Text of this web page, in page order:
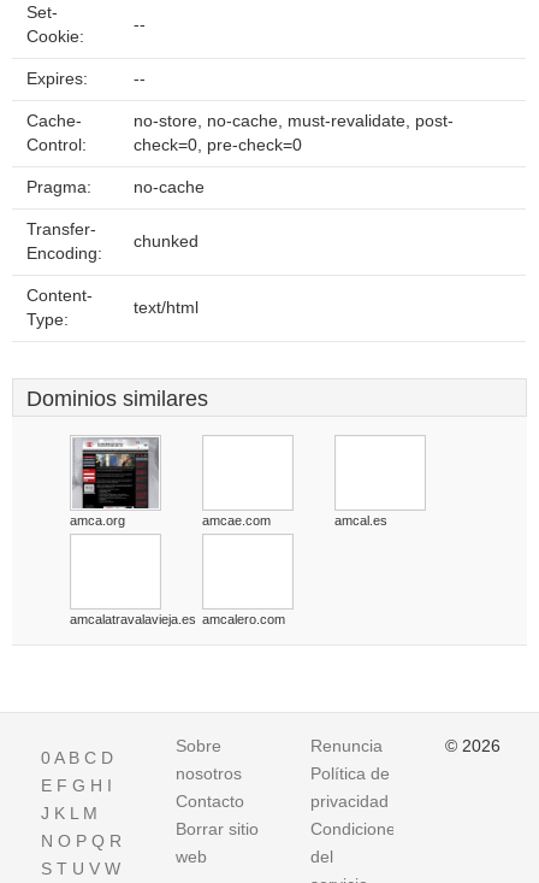
Set-
Cookie:
--
Expires: --
Cache-
Control:
no-store, no-cache, must-revalidate, post-
check=0, pre-check=0
Pragma: no-cache
Transfer-
Encoding:
chunked
Content-
Type:
text/html
Dominios similares
amca.org amcae.com amcal.es
amcalatravalavieja.es amcalero.com
0A B C D
E F G H I
J K L M
N O P Q R
S T U V W
Sobre
nosotros
Contacto
Borrar sitio
web
Renuncia
Política de
privacidad
Condiciones
del
© 2026